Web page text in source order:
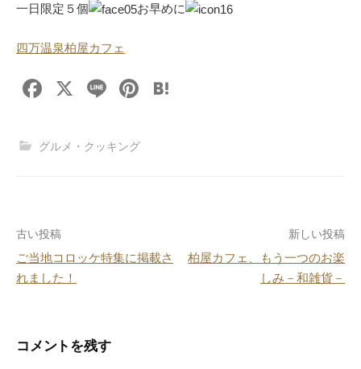
一日限定５個
お早めに
四万温泉柏屋カフェ
F
c
o
k
X
Li
e
Pi
グルメ・クッキング
投
稿
ゲ
古い投稿
ご当地コロッケ特集に掲載さ
れました！
新しい投稿
柏屋カフェ、もう一つのお楽
しみ－和雑貨－
コメントを残す